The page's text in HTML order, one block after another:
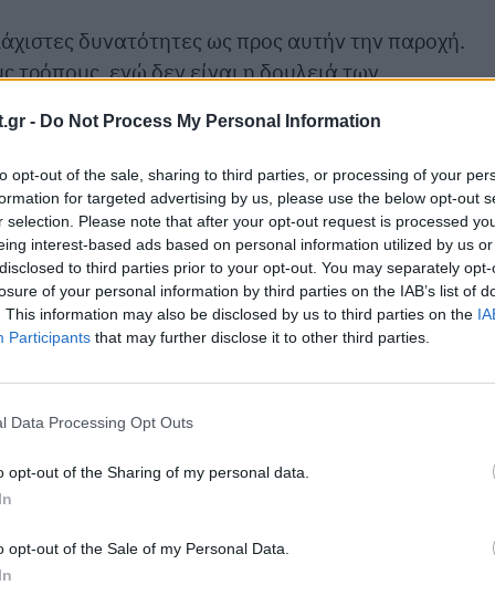
- Do Not Process My Personal Information
opt-out of the sale, sharing to third parties, or processing of your
for targeted advertising by us, please use the below opt-out
selection. Please note that after your opt-out request is processed
interest-based ads based on personal information utilized by us
to third parties prior to your opt-out. You may separately
of your personal information by third parties on the IAB’s list of
This information may also be disclosed by us to third parties on the
Participants that may further disclose it to other third parties.
Data Processing Opt Outs
opt-out of the Sharing of my personal data.
opt-out of the Sale of my Personal Data.
δυνατότητες ως προς αυτήν την παροχή.
τρόπους, ενώ δεν είναι η δουλειά των
φροντίδα. Η ανακουφιστική φροντίδα έχει
Θεμιστοκλέους επεξεργαστήκαμε το Εθνικό
πλαίσιο, μέσα στο οποίο θα οριστεί ο τρόπος
φροντίδας στην Ελλάδα.
που θα φτιάξουμε εντός των επομένων
φροντίδας. Γιατί τώρα χρησιμοποιούμε
αλλά παρενθετικά, ώστε να μπορέσουμε να
έχουν απολύτως ανάγκη και που θεωρούμε